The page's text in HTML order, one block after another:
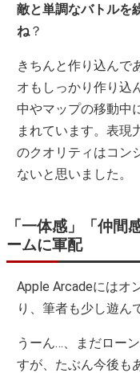
敵と単調なバトルを
ね？
きちんと作り込んで
オもしっかり作り込
中やマップの移動中
まれています。表現
のクオリティはコン
ないと思いました。
「一体感」「仲間
ームに軍配
Apple Arcadeにはオ
り、筆者も少し遊ん
うーん…、まだロー
すが、たぶん今後も